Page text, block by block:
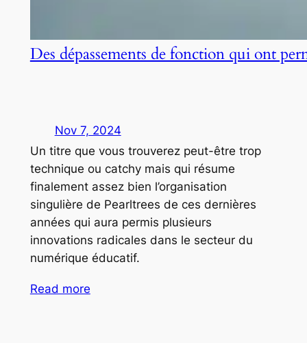
Des dépassements de fonction qui ont
Nov 7, 2024
Un titre que vous trouverez peut-être trop
technique ou catchy mais qui résume
finalement assez bien l’organisation
singulière de Pearltrees de ces dernières
années qui aura permis plusieurs
innovations radicales dans le secteur du
numérique éducatif.
Read more